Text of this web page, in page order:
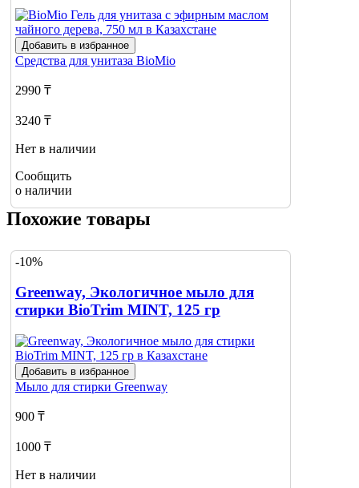
Добавить в избранное
Средства для унитаза BioMio
2990 ₸
3240 ₸
Нет в наличии
Сообщить
о наличии
Похожие товары
-10%
Greenway, Экологичное мыло для
стирки BioTrim MINT, 125 гр
Добавить в избранное
Мыло для стирки Greenway
900 ₸
1000 ₸
Нет в наличии